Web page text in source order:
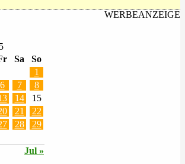
WERBEANZEIGE
Sa So
Jul »
1
6 7
8
14
15
21
22
28
29